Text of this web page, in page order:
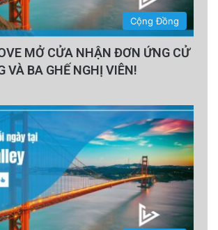
Cộng Đồng
MỞ CỬA NHẬN ĐƠN ỨNG CỬ
VÀ BA GHẾ NGHỊ VIÊN!